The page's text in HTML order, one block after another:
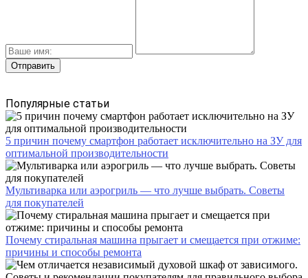
Популярные статьи
5 причин почему смартфон работает исключительно на ЗУ для
оптимальной производительности
Мультиварка или аэрогриль — что лучше выбрать. Советы
для покупателей
Почему стиральная машина прыгает и смещается при отжиме:
причины и способы ремонта